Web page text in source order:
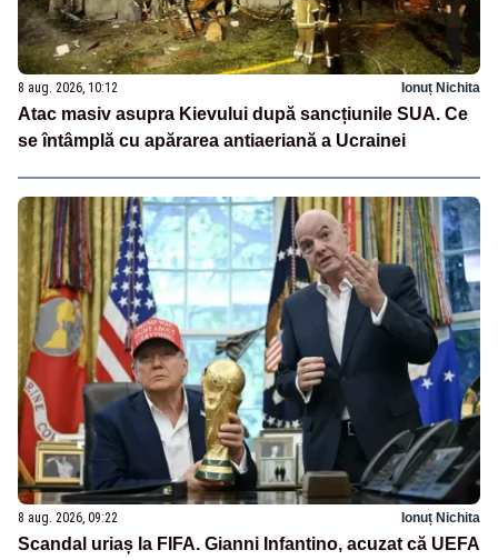
8 aug. 2026, 10:12 Ionuț Nichita
Atac masiv asupra Kievului după sancțiunile SUA. Ce
se întâmplă cu apărarea antiaeriană a Ucrainei
8 aug. 2026, 09:22 Ionuț Nichita
Scandal uriaș la FIFA. Gianni Infantino, acuzat că UEFA